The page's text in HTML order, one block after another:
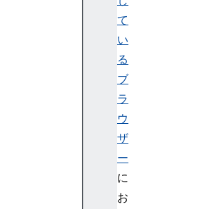
て
い
る
ブ
ラ
ウ
ザ
ー
に
お